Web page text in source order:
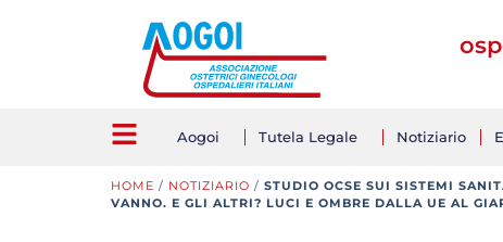
Aogoi Tutela Legale Notiziario
HOME / NOTIZIARIO / STUDIO OCSE SUI SISTEMI
VANNO. E GLI ALTRI? LUCI E OMBRE DALLA UE AL